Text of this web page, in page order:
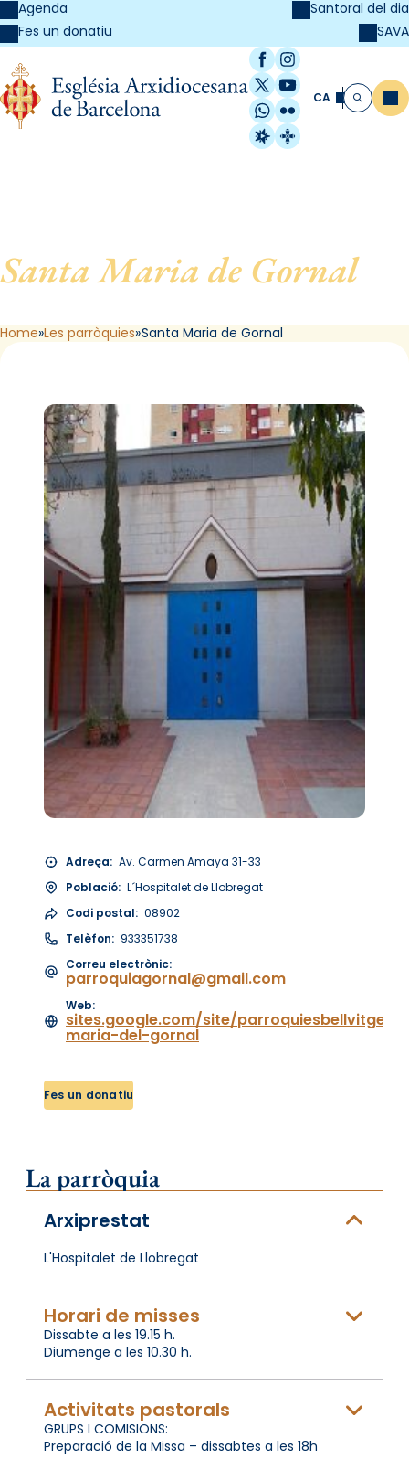
Agenda
Fes un donatiu
Santoral del dia
SAVA
Facebook
Instagram
X / Twitter
YouTube
WhatsApp
Flickr
Radio Estel
Catalunya
CA Cerca
Santa Maria de Gornal, de
Home Les parròquies Santa Maria de Gornal
Adreça: Av. Carmen Amaya 31-33
Població: L´Hospitalet de Llobregat
Codi postal: 08902
Telèfon: 933351738
Correu electrònic:
parroquiagornal@gmail.com
Web:
sites.google.com/site/
maria-del-gornal
Fes un donatiu
La parròquia
Arxiprestat
L'Hospitalet de Llobregat
Horari de misses
Dissabte a les 19.15 h.
Diumenge a les 10.30 h.
Activitats pastorals
GRUPS I COMISIONS:
Preparació de la Missa – dissabtes a les 18h